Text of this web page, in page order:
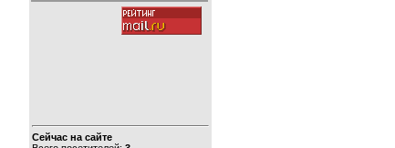
Сейчас на сайте